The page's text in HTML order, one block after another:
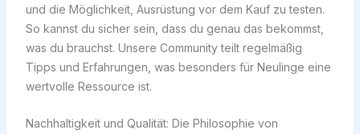
und die Möglichkeit, Ausrüstung vor dem Kauf zu testen.
So kannst du sicher sein, dass du genau das bekommst,
was du brauchst. Unsere Community teilt regelmäßig
Tipps und Erfahrungen, was besonders für Neulinge eine
wertvolle Ressource ist.
Nachhaltigkeit und Qualität: Die Philosophie von